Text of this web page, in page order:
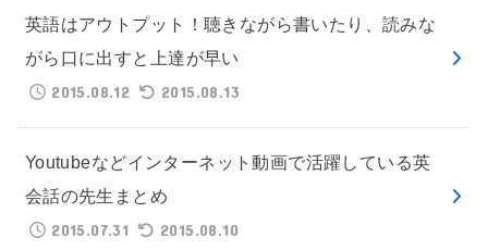
英語はアウトプット！聴きながら書いたり、読みな
がら口に出すと上達が早い
2015.08.12
2015.08.13
Youtubeなどインターネット動画で活躍している英
会話の先生まとめ
2015.07.31
2015.08.10